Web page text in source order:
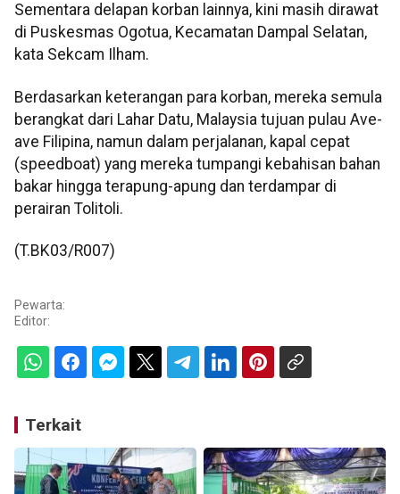
Sementara delapan korban lainnya, kini masih dirawat
di Puskesmas Ogotua, Kecamatan Dampal Selatan,
kata Sekcam Ilham.
Berdasarkan keterangan para korban, mereka semula
berangkat dari Lahar Datu, Malaysia tujuan pulau Ave-
ave Filipina, namun dalam perjalanan, kapal cepat
(speedboat) yang mereka tumpangi kebahisan bahan
bakar hingga terapung-apung dan terdampar di
perairan Tolitoli.
(T.BK03/R007)
Pewarta:
Editor:
Terkait